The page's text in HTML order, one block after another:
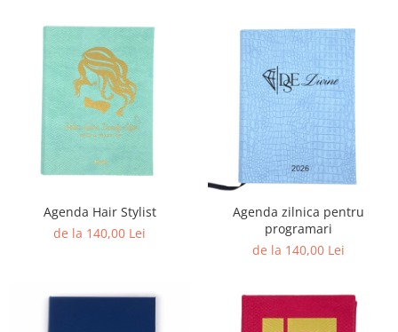
Agenda Hair Stylist
de la 140,00 Lei
Agenda zilnica pentru
programari
de la 140,00 Lei